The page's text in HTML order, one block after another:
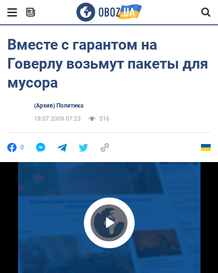
Вместе с гарантом на
Говерлу возьмут пакеты для
мусора
(Архив) Политика
18.07.2009 07:23
516
0
Play Video